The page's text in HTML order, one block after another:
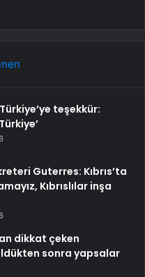
teşekkür:
Guterres: Kıbrıs’ta
Kıbrıslılar inşa
dikkat çeken
sonra yapsalar